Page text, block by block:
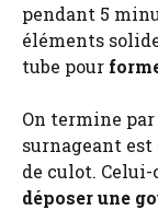
pendant 5
éléments
tube pour
On termine
surnageant
de culot.
déposer une